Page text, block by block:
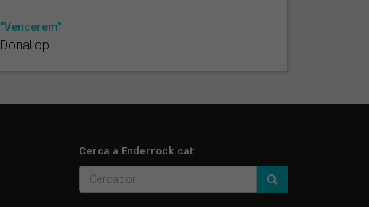
"Vencerem"
Donallop
Cerca a Enderrock.cat: